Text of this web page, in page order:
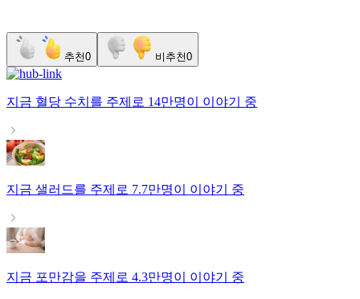
추천0 비추천0
지금 혈당 수치 를 주제로 14만명이 이야기 중
지금 샐러드를 주제로 7.7만명이 이야기 중
지금 포만감을 주제로 4.3만명이 이야기 중